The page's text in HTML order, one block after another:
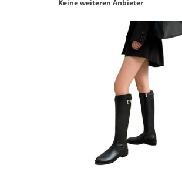
Keine weiteren Anbieter